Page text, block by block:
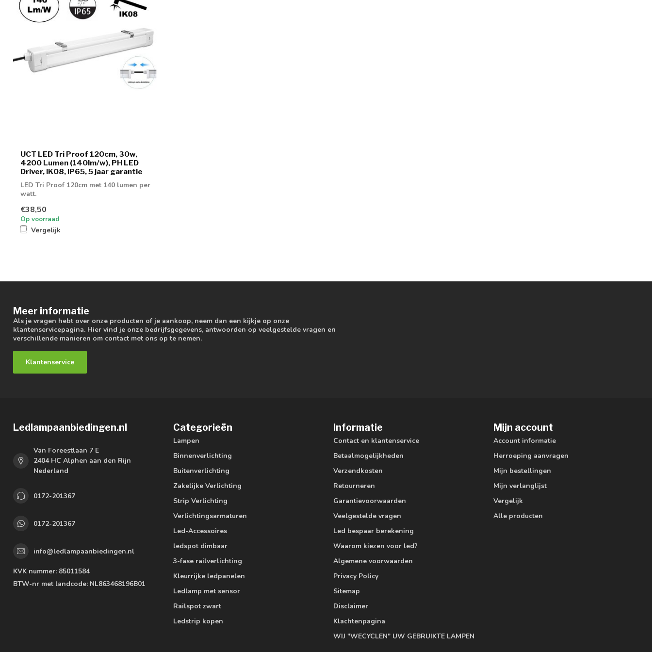
UCT LED Tri Proof 120cm, 30w,
4200 Lumen (140lm/w), PH LED
Driver, IK08, IP65, 5 jaar garantie
LED Tri Proof 120cm met 140 lumen per
watt.
€38,50
Op voorraad
Vergelijk
Meer informatie
Als je vragen hebt over onze producten of je aankoop, neem dan een kijkje op onze
klantenservicepagina. Hier vind je onze bedrijfsgegevens, antwoorden op veelgestelde vragen en
verschillende manieren om contact met ons op te nemen.
Klantenservice
Ledlampaanbiedingen.nl
Van Foreestlaan 7 E
2404 HC Alphen aan den Rijn
Nederland
0172-201367
0172-201367
info@ledlampaanbiedingen.nl
KVK nummer: 85011584
BTW-nr met landcode: NL863468196B01
Categorieën
Lampen
Binnenverlichting
Buitenverlichting
Zakelijke Verlichting
Strip Verlichting
Verlichtingsarmaturen
Led-Accessoires
ledspot dimbaar
3-fase railverlichting
Kleurrijke ledpanelen
Ledlamp met sensor
Railspot zwart
Ledstrip kopen
Informatie
Contact en klantenservice
Betaalmogelijkheden
Verzendkosten
Retourneren
Garantievoorwaarden
Veelgestelde vragen
Led bespaar berekening
Waarom kiezen voor led?
Algemene voorwaarden
Privacy Policy
Sitemap
Disclaimer
Klachtenpagina
WIJ "WECYCLEN" UW GEBRUIKTE LAMPEN
Mijn account
Account informatie
Herroeping aanvragen
Mijn bestellingen
Mijn verlanglijst
Vergelijk
Alle producten